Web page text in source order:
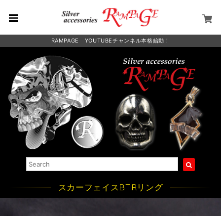
RAMPAGE YOUTUBEチャンネル本格始動！
スカーフェイスBTRリング